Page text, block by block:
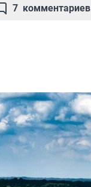
7 комментариев